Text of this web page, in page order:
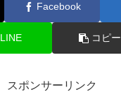
Facebook
LINE コピー
スポンサーリンク